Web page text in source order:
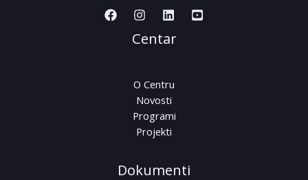
Centar
O Centru
Novosti
Programi
Projekti
Dokumenti